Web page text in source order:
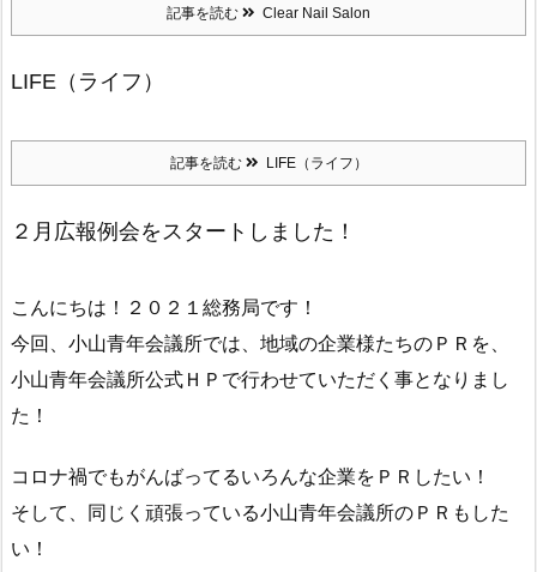
記事を読む Clear Nail Salon
LIFE（ライフ）
記事を読む LIFE（ライフ）
２月広報例会をスタートしました！
こんにちは！２０２１総務局です！
今回、小山青年会議所では、地域の企業様たちのＰＲを、
小山青年会議所公式ＨＰで行わせていただく事となりまし
た！
コロナ禍でもがんばってるいろんな企業をＰＲしたい！
そして、同じく頑張っている小山青年会議所のＰＲもした
い！